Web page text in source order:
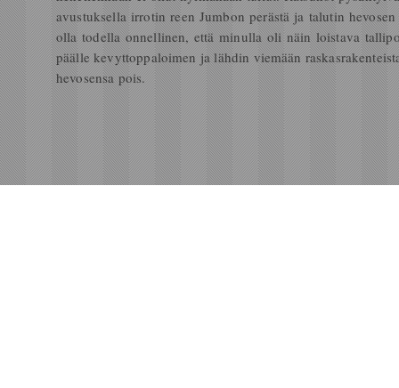
avustuksella irrotin reen Jumbon perästä ja talutin
olla todella onnellinen, että minulla oli näin loistava
päälle kevyttoppaloimen ja lähdin viemään
hevosensa pois.